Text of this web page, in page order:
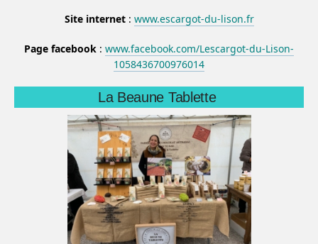
Site internet: www.escargot-du-lison.fr
Page facebook : www.facebook.com/Lescargot-du-Lison-
1058436700976014
La Beaune Tablette